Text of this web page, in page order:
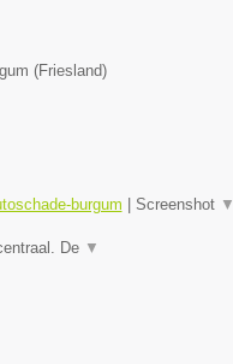
(Friesland)
burgum Screenshot ▼
De ▼